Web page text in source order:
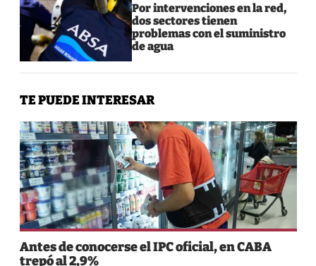
Por intervenciones en la red,
dos sectores tienen
problemas con el suministro
de agua
TE PUEDE INTERESAR
Antes de conocerse el IPC oficial, en CABA
trepó al 2,9%